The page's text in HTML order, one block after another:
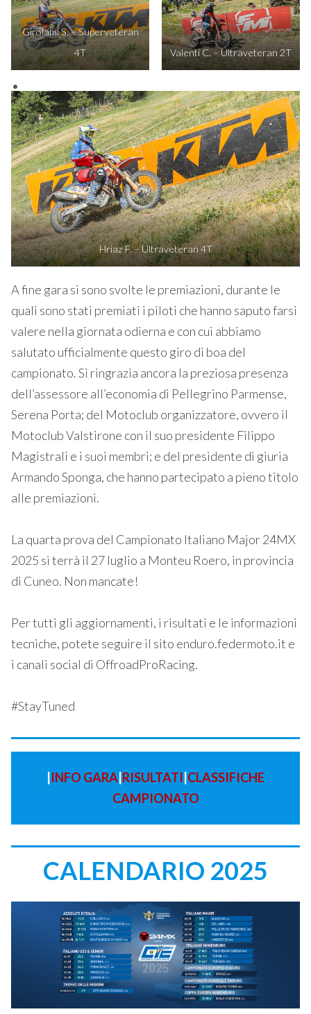
Girolami S. – Superveteran
4T
Valenti C. – Ultraveteran 2T
Hriaz F. – Ultraveteran 4T
A fine gara si sono svolte le premiazioni, durante le
quali sono stati premiati i piloti che hanno saputo farsi
valere nella giornata odierna e con cui abbiamo
salutato ufficialmente questo giro di boa del
campionato. Si ringrazia ancora la preziosa presenza
dell’assessore all’economia di Pellegrino Parmense,
Serena Porta; del Motoclub organizzatore, ovvero il
Motoclub Valstirone con il suo presidente Filippo
Magistrali e i suoi membri; e del presidente di giuria
Armando Sponga, che hanno partecipato a pieno titolo
alle premiazioni.
La quarta prova del Campionato Italiano Major 24MX
2025 si terrà il 27 luglio a Monteu Roero, in provincia
di Cuneo. Non mancate!
Per tutti gli aggiornamenti, i risultati e le informazioni
tecniche, potete seguire il sito enduro.federmoto.it e
i canali social di OffroadProRacing.
#StayTuned
INFO GARA RISULTATI CLASSIFICHE
CAMPIONATO
CALENDARIO 2025